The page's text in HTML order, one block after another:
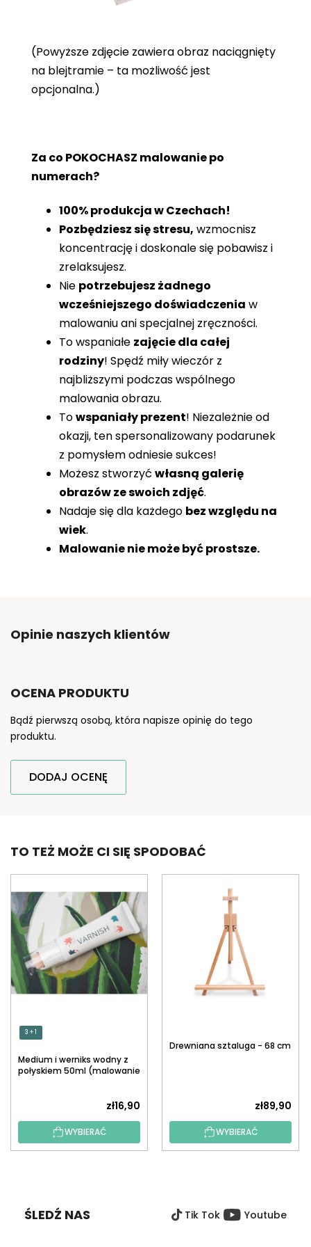
(Powyższe zdjęcie zawiera obraz naciągnięty
na blejtramie – ta możliwość jest
opcjonalna.)
Za co POKOCHASZ malowanie po
numerach?
100% produkcja w Czechach!
Pozbędziesz się stresu, wzmocnisz
koncentrację i doskonale się pobawisz i
zrelaksujesz.
Nie potrzebujesz żadnego
wcześniejszego doświadczenia w
malowaniu ani specjalnej zręczności.
To wspaniałe zajęcie dla całej
rodziny! Spędź miły wieczór z
najbliższymi podczas wspólnego
malowania obrazu.
Towspaniały prezent! Niezależnie od
okazji, ten spersonalizowany podarunek
z pomysłem odniesie sukces!
Możesz stworzyć własną galerię
obrazów ze swoich zdjęć.
Nadaje się dla każdego bez względu na
wiek.
Malowanie nie może być prostsze.
Opinie naszych klientów
OCENA PRODUKTU
Bądź pierwszą osobą, która napisze opinię do tego
produktu.
DODAJ OCENĘ
TO TEŻ MOŻE CI SIĘ SPODOBAĆ
3 + 1
Medium i werniks wodny z
połyskiem 50ml (malowanie
zł16,90
WYBIERAĆ
Drewniana sztaluga - 68 cm
zł89,90
WYBIERAĆ
ŚLEDŹ NAS Tik Tok Youtube